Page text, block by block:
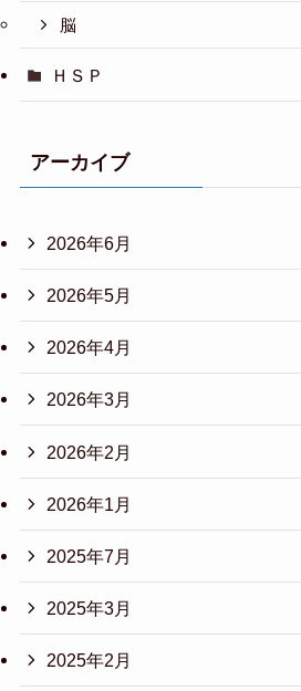
脳
ＨＳＰ
アーカイブ
2026年6月
2026年5月
2026年4月
2026年3月
2026年2月
2026年1月
2025年7月
2025年3月
2025年2月